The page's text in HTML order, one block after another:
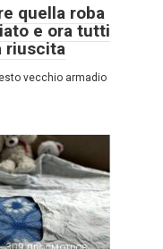
quella roba
e ora tutti
riuscita
vecchio armadio